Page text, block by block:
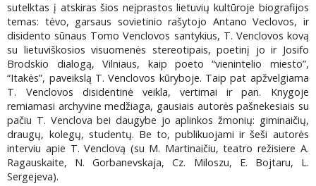
sutelktas į atskiras šios neįprastos lietuvių kultūroje biografijos
temas: tėvo, garsaus sovietinio rašytojo Antano Veclovos, ir
disidento sūnaus Tomo Venclovos santykius, T. Venclovos kovą
su lietuviškosios visuomenės stereotipais, poetinį jo ir Josifo
Brodskio dialogą, Vilniaus, kaip poeto “vienintelio miesto”,
“Itakės”, paveikslą T. Venclovos kūryboje. Taip pat apžvelgiama
T. Venclovos disidentinė veikla, vertimai ir pan. Knygoje
remiamasi archyvine medžiaga, gausiais autorės pašnekesiais su
pačiu T. Venclova bei daugybe jo aplinkos žmonių: giminaičių,
draugų, kolegų, studentų. Be to, publikuojami ir šeši autorės
interviu apie T. Venclovą (su M. Martinaičiu, teatro režisiere A.
Ragauskaite, N. Gorbanevskaja, Cz. Miloszu, E. Bojtaru, L.
Sergejeva).